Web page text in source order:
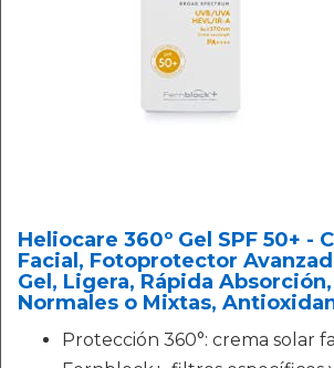
Heliocare 360º Gel SPF 50+ -
Facial, Fotoprotector
Gel, Ligera, Rápida
Normales o Mixtas,
Protección 360°: crema solar